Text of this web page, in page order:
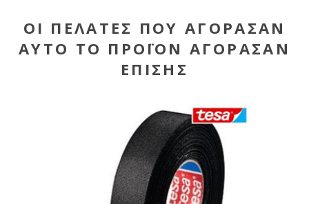
ΟΙ ΠΕΛΆΤΕΣ ΠΟΥ ΑΓΌΡΑΣΑΝ
ΑΥΤΌ ΤΟ ΠΡΟΪΌΝ ΑΓΌΡΑΣΑΝ
ΕΠΊΣΗΣ